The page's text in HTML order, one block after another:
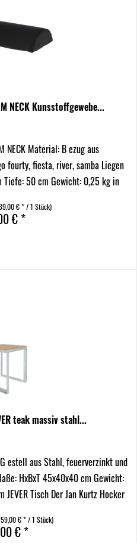
NECK Kunsstoffgewebe...
NECK Material: B ezug aus
fourty, fiesta, river, samba Liegen
Tiefe: 50 cm Gewicht: 0,25 kg in
€ * / 1 Stück)
€ *
teak massiv stahl...
estell aus Stahl, feuerverzinkt und
HxBxT 45x40x40 cm Gewicht:
Tisch Der Jan Kurtz Hocker
€ * / 1 Stück)
€ *